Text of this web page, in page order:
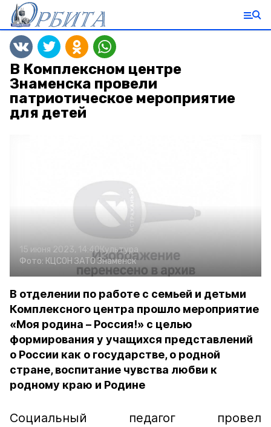
В Комплексном центре
Знаменска провели
патриотическое мероприятие
для детей
15 июня 2023, 14:40Культура
Фото: КЦСОН ЗАТО Знаменск
В отделении по работе с семьей и детьми
Комплексного центра прошло мероприятие
«Моя родина – Россия!» с целью
формирования у учащихся представлений
о России как о государстве, о родной
стране, воспитание чувства любви к
родному краю и Родине
Социальный педагог провел